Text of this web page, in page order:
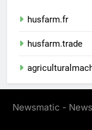
husfarm.fr
husfarm.trade
Newsmatic -